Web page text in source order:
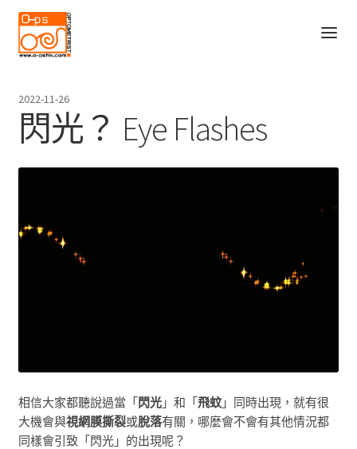
Skip
to
navigation
Skip
to
content
O-PS的故事
服務
child
聯絡我們
2022-11-26
閃光？ Eye Flashes
相信大家都聽說過當「閃光」和「飛蚊」 同時出現，就有很
大機會與視網膜撕裂或脫落有關，哪麼會不會有其他情況都
同樣會引致「閃光」的出現呢？